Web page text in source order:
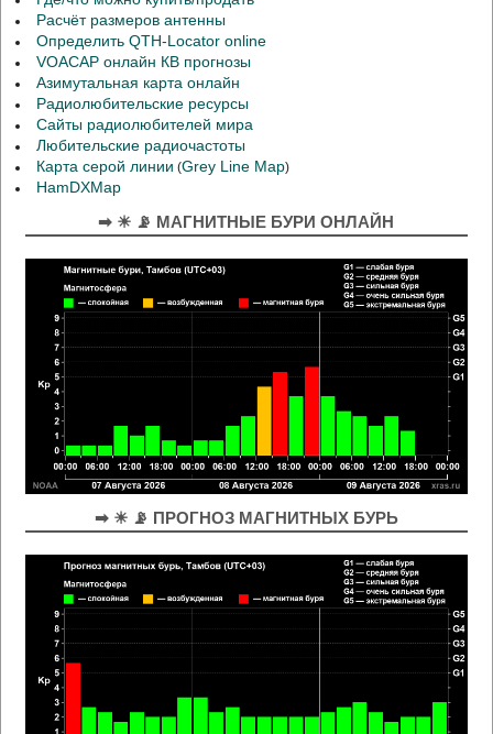
Расчёт размеров антенны
Определить QTH-Locator online
VOACAP онлайн КВ прогнозы
Азимутальная карта онлайн
Радиолюбительские ресурсы
Сайты радиолюбителей мира
Любительские радиочастоты
Карта серой линии (Grey Line Map)
HamDXMap
➡ ☀ 📡 МАГНИТНЫЕ БУРИ ОНЛАЙН
➡ ☀ 📡 ПРОГНОЗ МАГНИТНЫХ БУРЬ